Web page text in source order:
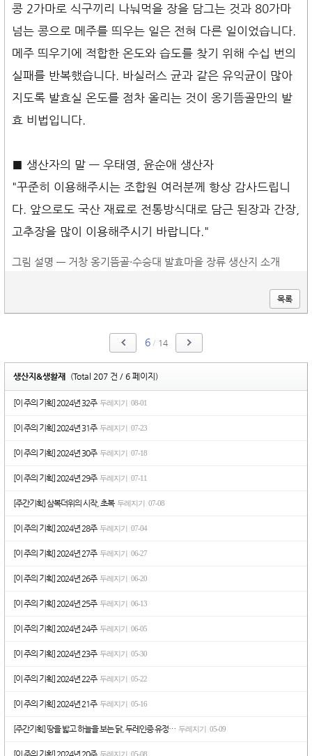
콩 2가마로 식구끼리 나눠먹을 장을 담그는 것과 80가마
넘는 콩으로 메주를 띄우는 일은 전혀 다른 일이었습니다.
메주 띄우기에 적합한 온도와 습도를 찾기 위해 수십 번의
실패를 반복했습니다. 바실러스 균과 같은 유익균이 많아
지도록 발효실 온도를 점차 올리는 것이 옹기뜸골만의 발
효 비법입니다.
■ 생산자의 말 — 우태영, 윤순애 생산자
"꾸준히 이용해주시는 조합원 여러분께 항상 감사드립니
다. 앞으로도 국산 재료로 전통방식대로 담근 된장과 간장,
고추장을 많이 이용해주시기 바랍니다."
그림 설명 — 거창 옹기뜸골·수승대 발효마을 장류 생산지 소개
목록
6 / 14
생산지&생활재 (Total 207 건 / 6 페이지)
[이 주의 기획] 2024년 32주 두레지기 08-01
[이 주의 기획] 2024년 31주 두레지기 07-23
[이 주의 기획] 2024년 30주 두레지기 07-18
[이 주의 기획] 2024년 29주 두레지기 07-11
[주간기획] 삼복더위의 시작, 초복 두레지기 07-08
[이 주의 기획] 2024년 28주 두레지기 07-04
[이 주의 기획] 2024년 27주 두레지기 06-27
[이 주의 기획] 2024년 26주 두레지기 06-20
[이 주의 기획] 2024년 25주 두레지기 06-13
[이 주의 기획] 2024년 24주 두레지기 06-05
[이 주의 기획] 2024년 23주 두레지기 05-30
[이 주의 기획] 2024년 22주 두레지기 05-22
[이 주의 기획] 2024년 21주 두레지기 05-16
[주간기획] 땅을 밟고 하늘을 보는 닭, 두레인증 유정… 두레지기 05-09
[이 주의 기획] 2024년 20주 두레지기 05-08